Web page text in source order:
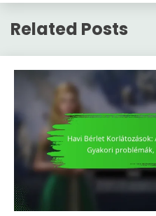
Related Posts